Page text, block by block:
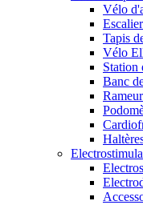
Vélo
Tapis
Vélo
Station
Banc
Rameur